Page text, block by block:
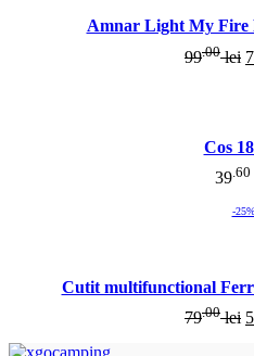
Amnar Light My Fire
99.00 lei
Cos
39 .60
-25%
Cutit multifunctional
79.00 lei